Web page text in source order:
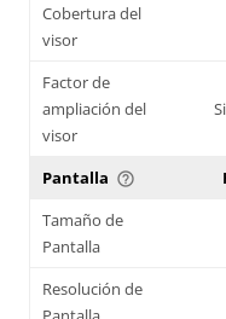
Cobertura del
visor
Factor de
ampliación del
visor
Pantalla help_outline
Tamaño de
Pantalla
Resolución de